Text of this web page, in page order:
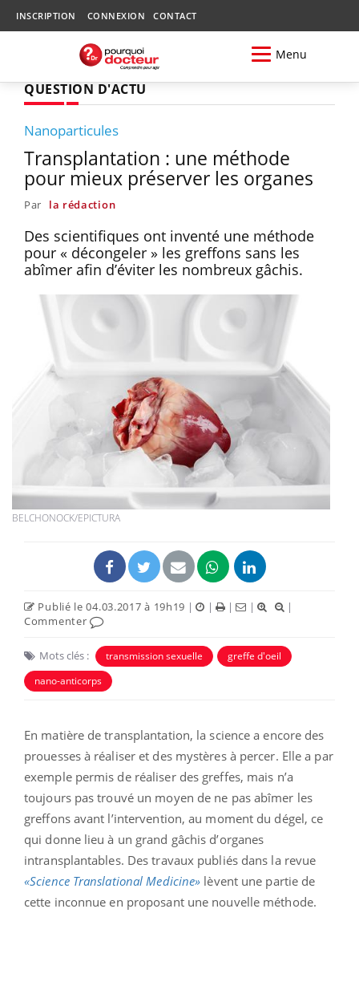
INSCRIPTION CONNEXION CONTACT
Menu
QUESTION D'ACTU
Nanoparticules
Transplantation : une méthode
pour mieux préserver les organes
Par la rédaction
Des scientifiques ont inventé une méthode
pour « décongeler » les greffons sans les
abîmer afin d’éviter les nombreux gâchis.
BELCHONOCK/EPICTURA
Publié le 04.03.2017 à 19h19 | | | |
|
Commenter
Mots clés : transmission sexuelle
greffe d'oeil
nano-anticorps
En matière de transplantation, la science a encore des
prouesses à réaliser et des mystères à percer. Elle a par
exemple permis de réaliser des greffes, mais n’a
toujours pas trouvé un moyen de ne pas abîmer les
greffons avant l’intervention, au moment du dégel, ce
qui donne lieu à un grand gâchis d’organes
intransplantables. Des travaux publiés dans la revue
«Science Translational Medicine» lèvent une partie de
cette inconnue en proposant une nouvelle méthode.